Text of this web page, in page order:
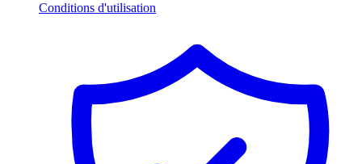
Conditions d'utilisation